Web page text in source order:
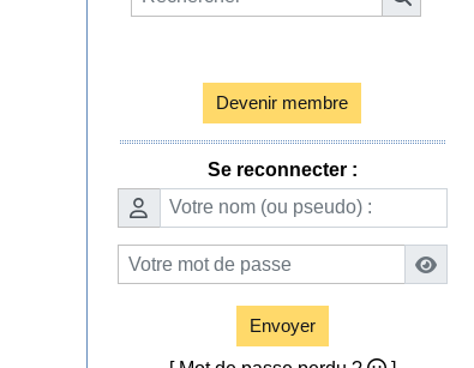
Devenir membre
Se reconnecter :
Envoyer